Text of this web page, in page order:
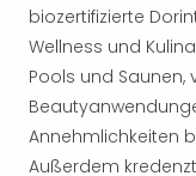
biozertifizierte
Wellness und
Pools und Saunen,
Annehmlichkeiten
Außerdem